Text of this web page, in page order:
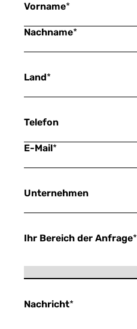
Vorname*
Nachname*
Land*
Telefon
E-Mail*
Unternehmen
Ihr Bereich der Anfrage*
Nachricht*